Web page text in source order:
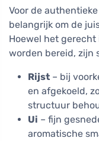
Voor de
belangrijk om de
Hoewel het
worden bereid, zijn
Rijst – bij
en afgekoeld,
structuur
Ui – fijn
aromatische